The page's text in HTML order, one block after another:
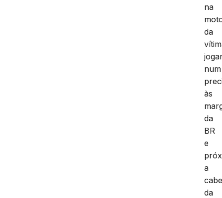
na
da
num
às
da
BR
e
a
da